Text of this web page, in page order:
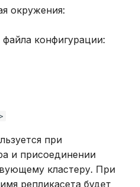
окружения:
конфигурации:
при
и присоединении
кластеру. При
репликасета будет